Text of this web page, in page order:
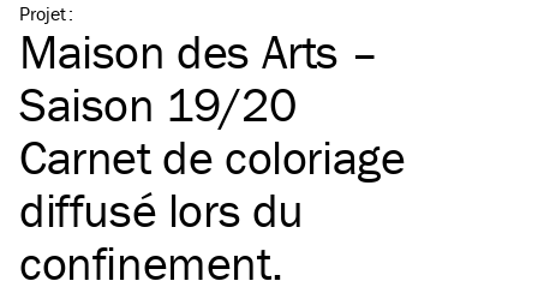
Projet:
Maison des Arts –
Saison 19/20
Carnet de coloriage
diffusé lors du
confinement.